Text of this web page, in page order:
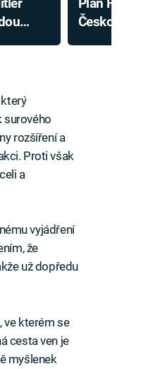
Plán Fall
surového
rozšíření a
Proti však
a
vyjádření
že
už dopředu
ve kterém se
cesta ven je
myšlenek